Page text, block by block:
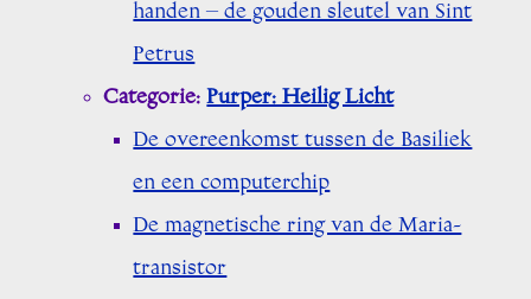
handen – de gouden sleutel van Sint
Petrus
Categorie:Purper: Heilig Licht
De overeenkomst tussen de Basiliek
en een computerchip
De magnetische ring van de Maria-
transistor